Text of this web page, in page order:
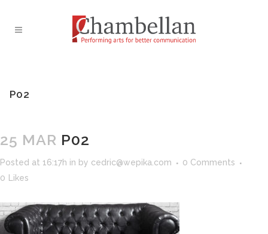
P02
25 MAR P02
Posted at 16:17h in by cedric@wepika.com
0 Comments
0
Likes